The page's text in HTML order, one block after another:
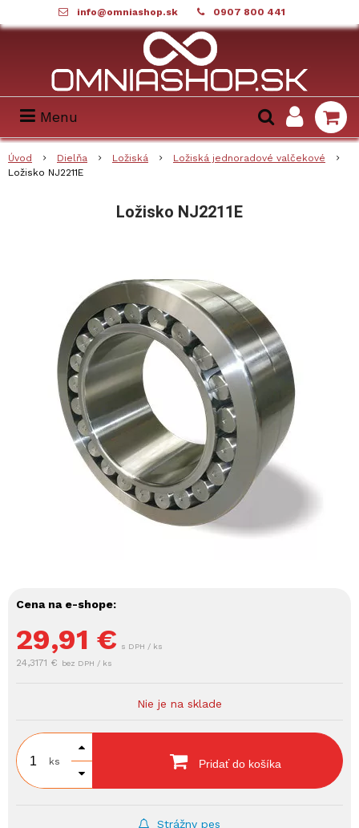
info@omniashop.sk 0907 800 441
Menu
Úvod Dielňa Ložiská
Ložiská jednoradové valčekové
Ložisko NJ2211E
Ložisko NJ2211E
Cena na e-shope:
29,91 € s DPH / ks
24,3171 € bez DPH / ks
Nie je na sklade
ks Pridať do košíka
Strážny pes